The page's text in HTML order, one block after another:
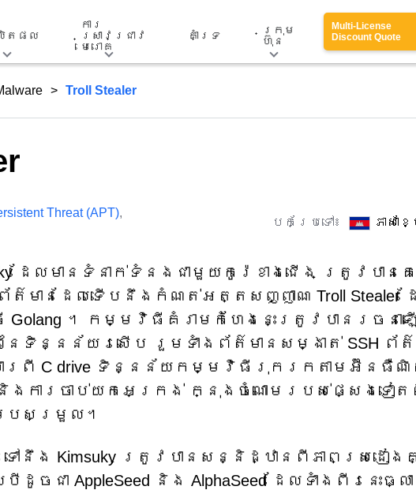
តផល
ការ
ស្រាវជ្រាវ
មេរោគ
គាំទ្រ
ក្រុម
ហ៊ុន
Multi-License
Discount Quote
Troll Stealer
Threat (APT),
បកប្រែទៅ៖ ភាសាខ្
ដែលមានទំនាក់ទំនងជាមួយកូរ៉េខាងជើង ត្រូវបានគេ
ព័ត៌មានដែលទើបនឹងកំណត់អត្តសញ្ញាណ Troll Stealer ដ
Golang ។ កម្មវិធីគំរាមកំហែងនេះត្រូវបានរចនាឡ
ៃទិន្នន័យរសើប រួមទាំងព័ត៌មានសម្ងាត់ SSH ព័ត៌
ារពី C drive ទិន្នន័យកម្មវិធីរុករកតាមអ៊ីនធឺណិ
ការចាប់យកអេក្រង់ ក្នុងចំណោមរបស់ផ្សេងទៀត
បសម្រួល។
ទៅនឹង Kimsuky ត្រូវបានសន្និដ្ឋានពីភាពស្រដៀងគ្
ជា AppleSeed និង AlphaSeed ដែលទាំងពីរនេះធ្ល